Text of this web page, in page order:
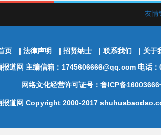
友
页 | 法律声明 | 招贤纳士 | 联系我们 | 关于
报道网 主编信箱：1745606666@qq.com 电话
网络文化经营许可证号：鲁ICP备
报道网 Copyright 2000-2017